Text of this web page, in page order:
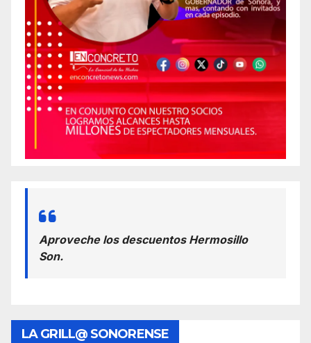
Aproveche los descuentos Hermosillo
Son.
LA GRILL@ SONORENSE